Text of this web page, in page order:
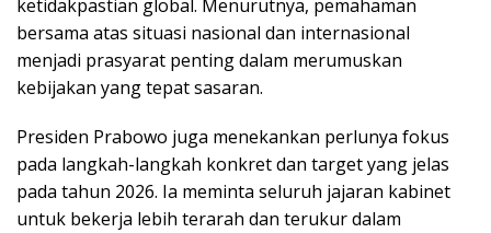
ketidakpastian global. Menurutnya, pemahaman
bersama atas situasi nasional dan internasional
menjadi prasyarat penting dalam merumuskan
kebijakan yang tepat sasaran.
Presiden Prabowo juga menekankan perlunya fokus
pada langkah-langkah konkret dan target yang jelas
pada tahun 2026. Ia meminta seluruh jajaran kabinet
untuk bekerja lebih terarah dan terukur dalam